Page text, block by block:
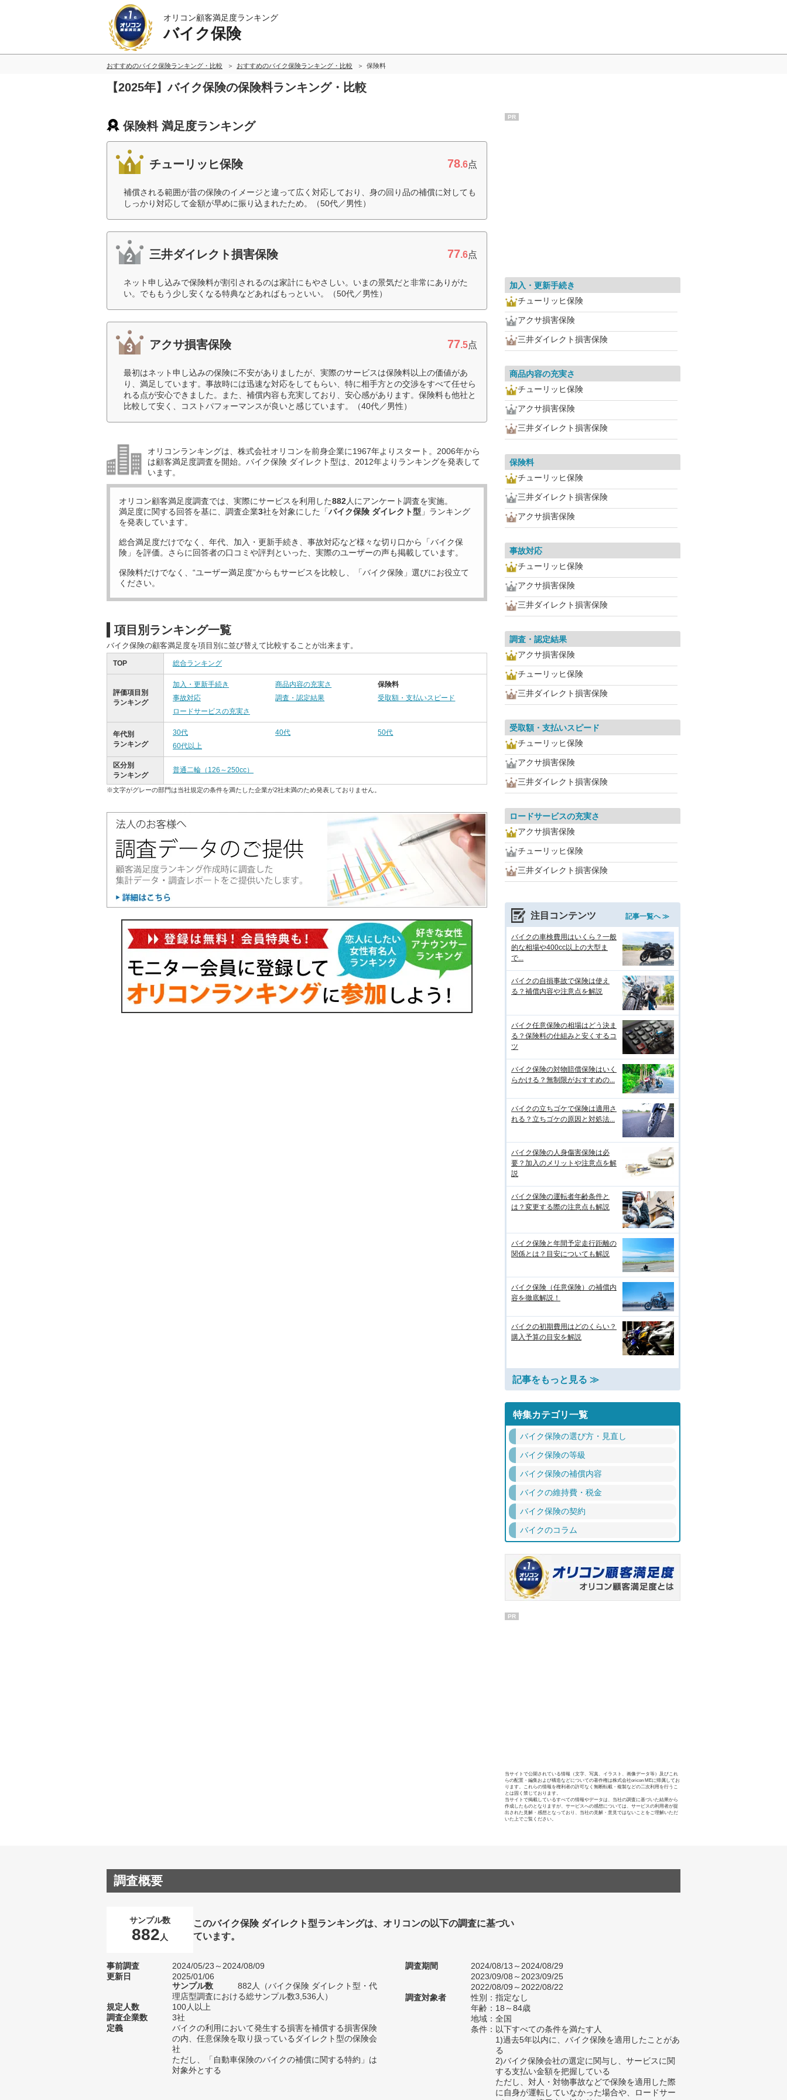
オリコン顧客満足度ランキング
バイク保険
おすすめのバイク保険ランキング・比較 おすすめのバイク保険ランキング・比較 保険料
【2025年】バイク保険の保険料ランキング・比較
保険料 満足度ランキング
チューリッヒ保険 78.6点
補償される範囲が昔の保険のイメージと違って広く対応しており、身の回り品の補償に対しても
しっかり対応して金額が早めに振り込まれたため。（50代／男性）
三井ダイレクト損害保険 77.6点
ネット申し込みで保険料が割引されるのは家計にもやさしい。いまの景気だと非常にありがた
い。でももう少し安くなる特典などあればもっといい。（50代／男性）
アクサ損害保険 77.5点
最初はネット申し込みの保険に不安がありましたが、実際のサービスは保険料以上の価値があ
り、満足しています。事故時には迅速な対応をしてもらい、特に相手方との交渉をすべて任せら
れる点が安心できました。また、補償内容も充実しており、安心感があります。保険料も他社と
比較して安く、コストパフォーマンスが良いと感じています。（40代／男性）
オリコンランキングは、株式会社オリコンを前身企業に1967年よりスタート。2006年から
は顧客満足度調査を開始。バイク保険 ダイレクト型は、2012年よりランキングを発表して
います。
オリコン顧客満足度調査では、実際にサービスを利用した882人にアンケート調査を実施。
満足度に関する回答を基に、調査企業3社を対象にした「バイク保険 ダイレクト型 」ランキング
を発表しています。
総合満足度だけでなく、年代、加入・更新手続き、事故対応など様々な切り口から「バイク保
険」を評価。さらに回答者の口コミや評判といった、実際のユーザーの声も掲載しています。
保険料だけでなく、“ユーザー満足度”からもサービスを比較し、「バイク保険」選びにお役立て
ください。
項目別ランキング一覧
バイク保険の顧客満足度を項目別に並び替えて比較することが出来ます。
TOP 総合ランキング
評価項目別
ランキング
加入・更新手続き 商品内容の充実さ
保険料
事故対応
調査・認定結果
受取額・支払いスピード
ロードサービスの充実さ
年代別
ランキング
30代 40代
50代
60代以上
区分別
ランキング
普通二輪（126～250cc）
※文字がグレーの部門は当社規定の条件を満たした企業が2社未満のため発表しておりません。
PR
加入・更新手続き
チューリッヒ保険
アクサ損害保険
三井ダイレクト損害保険
商品内容の充実さ
チューリッヒ保険
アクサ損害保険
三井ダイレクト損害保険
保険料
チューリッヒ保険
三井ダイレクト損害保険
アクサ損害保険
事故対応
チューリッヒ保険
アクサ損害保険
三井ダイレクト損害保険
調査・認定結果
アクサ損害保険
チューリッヒ保険
三井ダイレクト損害保険
受取額・支払いスピード
チューリッヒ保険
アクサ損害保険
三井ダイレクト損害保険
ロードサービスの充実さ
アクサ損害保険
チューリッヒ保険
三井ダイレクト損害保険
注目コンテンツ 記事一覧へ ≫
バイクの車検費用はいくら？一般
的な相場や400cc以上の大型ま
で...
バイクの自損事故で保険は使え
る？補償内容や注意点を解説
バイク任意保険の相場はどう決ま
る？保険料の仕組みと安くするコ
ツ
バイク保険の対物賠償保険はいく
らかける？無制限がおすすめの...
バイクの立ちゴケで保険は適用さ
れる？立ちゴケの原因と対処法...
バイク保険の人身傷害保険は必
要？加入のメリットや注意点を解
説
バイク保険の運転者年齢条件と
は？変更する際の注意点も解説
バイク保険と年間予定走行距離の
関係とは？目安についても解説
バイク保険（任意保険）の補償内
容を徹底解説！
バイクの初期費用はどのくらい？
購入予算の目安を解説
記事をもっと見る ≫
特集カテゴリ一覧
バイク保険の選び方・見直し
バイク保険の等級
バイク保険の補償内容
バイクの維持費・税金
バイク保険の契約
バイクのコラム
PR
当サイトで公開されている情報（文字、写真、イラスト、画像データ等）及びこれ
らの配置・編集および構造などについての著作権は株式会社oricon MEに帰属してお
ります。これらの情報を権利者の許可なく無断転載・複製などの二次利用を行うこ
とは固く禁じております。
当サイトで掲載しているすべての情報やデータは、当社の調査に基づいた結果から
作成したものとなりますが、サービスへの感想については、サービスの利用者が提
出された見解・感想となっており、当社の見解・意見ではないことをご理解いただ
いた上でご覧ください。
調査概要
サンプル数
882 人
このバイク保険 ダイレクト型ランキングは、オリコンの以下の調査に基づい
ています。
事前調査
2024/05/23～2024/08/09
更新日
2025/01/06
サンプル数
882人（バイク保険 ダイレクト型・代
理店型調査における総サンプル数3,536人）
規定人数
100人以上
調査企業数
3社
定義
バイクの利用において発生する損害を補償する損害保険
の内、任意保険を取り扱っているダイレクト型の保険会
社
ただし、「自動車保険のバイクの補償に関する特約」は
対象外とする
調査期間
2024/08/13～2024/08/29
2023/09/08～2023/09/25
2022/08/09～2022/08/22
調査対象者
性別：指定なし
年齢：18～84歳
地域：全国
条件：以下すべての条件を満たす人
1)過去5年以内に、バイク保険を適用したことがあ
る
2)バイク保険会社の選定に関与し、サービスに関
する支払い金額を把握している
ただし、対人・対物事故などで保険を適用した際
に自身が運転していなかった場合や、ロードサー